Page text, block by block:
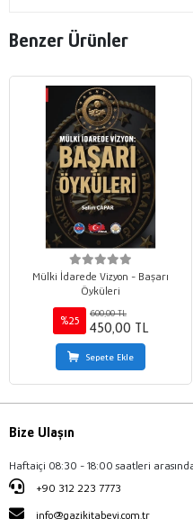
Benzer Ürünler
Mülki İdarede Vizyon - Başarı
Öyküleri
%25
600,00 TL
450,00 TL
Sepete Ekle
Bize Ulaşın
Haftaiçi 08:30 - 18:00 saatleri
+90 312 223 7773
info@gazikitabevi.com.tr